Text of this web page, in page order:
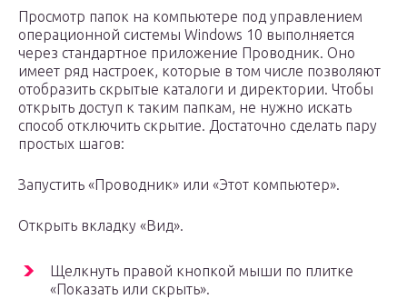
Просмотр папок на компьютере под управлением
операционной системы Windows 10 выполняется
через стандартное приложение Проводник. Оно
имеет ряд настроек, которые в том числе позволяют
отобразить скрытые каталоги и директории. Чтобы
открыть доступ к таким папкам, не нужно искать
способ отключить скрытие. Достаточно сделать пару
простых шагов:
Запустить «Проводник» или «Этот компьютер».
Открыть вкладку «Вид».
Щелкнуть правой кнопкой мыши по плитке
«Показать или скрыть».